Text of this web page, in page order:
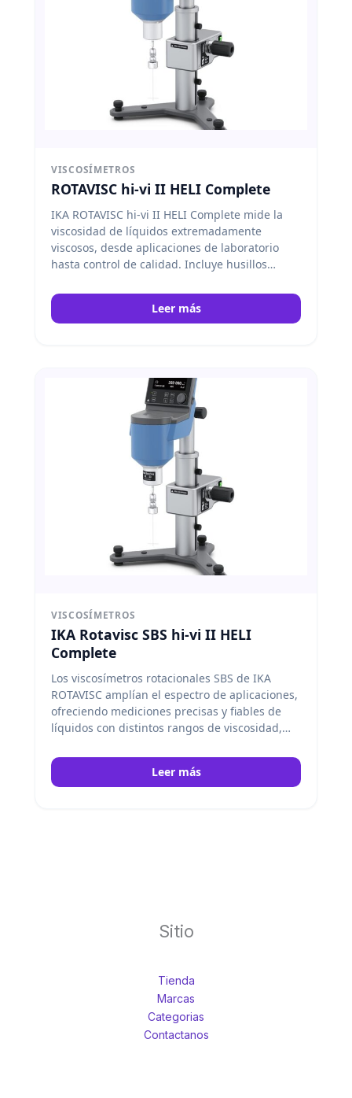
VISCOSÍMETROS
ROTAVISC hi-vi II HELI Complete
IKA ROTAVISC hi-vi II HELI Complete mide la
viscosidad de líquidos extremadamente
viscosos, desde aplicaciones de laboratorio
hasta control de calidad. Incluye husillos
sensor de temperatura, conectores y soporte
HELISTAND con juego de husillos en T.
Leer más
VISCOSÍMETROS
IKA Rotavisc SBS hi-vi II HELI
Complete
Los viscosímetros rotacionales SBS de IKA
ROTAVISC amplían el espectro de aplicaciones,
ofreciendo mediciones precisas y fiables de
líquidos con distintos rangos de viscosidad,
mantenimiento mínimo. IKA
Leer más
Sitio
Tienda
Marcas
Categorias
Contactanos